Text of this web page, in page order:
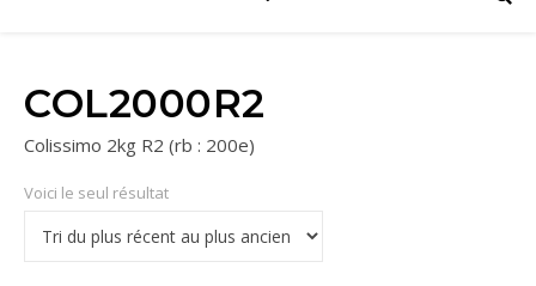
COL2000R2
Colissimo 2kg R2 (rb : 200e)
Voici le seul résultat